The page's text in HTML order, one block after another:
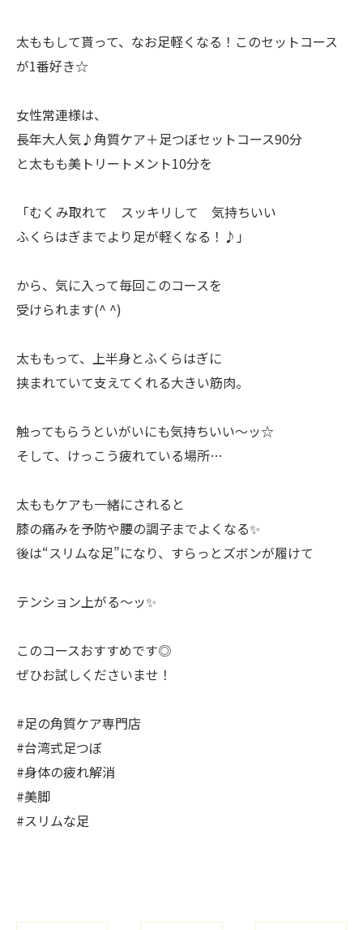
太ももして貰って、なお足軽くなる！このセットコース
が1番好き☆
女性常連様は、
長年大人気♪角質ケア＋足つぼセットコース90分
と太もも美トリートメント10分を
「むくみ取れて スッキリして 気持ちいい
ふくらはぎまでより足が軽くなる！♪」
から、気に入って毎回このコースを
受けられます(^ ^)
太ももって、上半身とふくらはぎに
挟まれていて支えてくれる大きい筋肉。
触ってもらうといがいにも気持ちいい〜ッ☆
そして、けっこう疲れている場所…
太ももケアも一緒にされると
膝の痛みを予防や腰の調子までよくなる✨
後は“スリムな足”になり、すらっとズボンが履けて
テンション上がる〜ッ✨
このコースおすすめです◎
ぜひお試しくださいませ！
#足の角質ケア専門店
#台湾式足つぼ
#身体の疲れ解消
#美脚
#スリムな足